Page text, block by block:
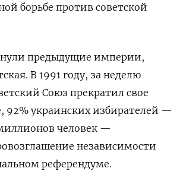
борьбе против советской
предыдущие империи,
В 1991 году, за неделю
Союз прекратил свое
92% украинских избирателей —
человек —
независимости
референдуме.